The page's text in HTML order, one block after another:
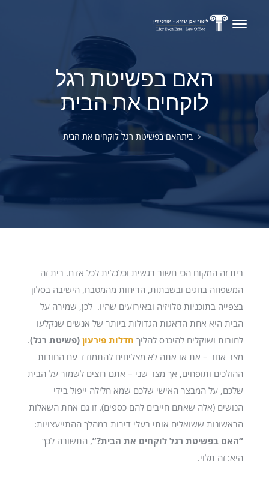
האם בפשיטת רגל
לוקחים את הבית
ביתהאם בפשיטת רגל לוקחים את הבית
בית זה המקום הכי חשוב רגשית וכלכלית לכל אדם. בית זה
המשפחה בחגים ובשבתות, הריחות מהמטבח, הישיבה בסלון
בצפייה בתוכניות טלויזיה ובאירועים שהיו. לכן, שמירה על
הבית היא אחת הדאגות הגדולות ביותר של אנשים שנקלעו
לחובות ושוקלים להיכנס להליך חדלות פירעון (פשיטת רגל).
מצד אחד – את או אתה לא מצליחים להתמודד עם החובות
ההולכים ותופחים, אך מצד שני – אתם רוצים לשמור על הבית
שלכם, על המבצר האישי שלכם שמא חלילה ייפול בידי
הנושים (אלה שאתם חייבים להם כספים).זו גם אחת השאלות
הראשונות ששואלים אותי בעלי דירות במהלך ההתייעצויות:
“האם בפשיטת רגל לוקחים את הבית?”,התשובה לכך
היא: זה תלוי.